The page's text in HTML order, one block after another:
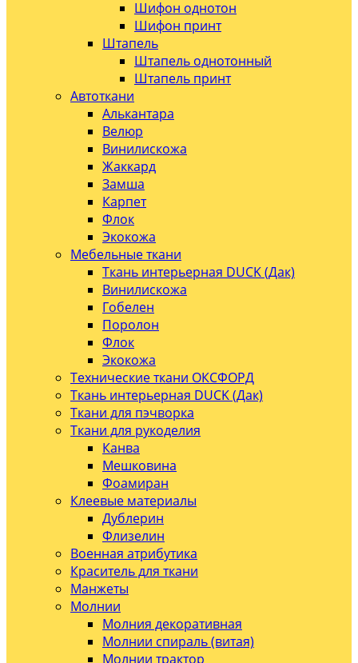
Шифон однотон
Шифон принт
Штапель
Штапель однотонный
Штапель принт
Автоткани
Алькантара
Велюр
Винилискожа
Жаккард
Замша
Карпет
Флок
Экокожа
Мебельные ткани
Ткань интерьерная DUCK (Дак)
Винилискожа
Гобелен
Поролон
Флок
Экокожа
Технические ткани ОКСФОРД
Ткань интерьерная DUCK (Дак)
Ткани для пэчворка
Ткани для рукоделия
Канва
Мешковина
Фоамиран
Клеевые материалы
Дублерин
Флизелин
Военная атрибутика
Краситель для ткани
Манжеты
Молнии
Молния декоративная
Молнии спираль (витая)
Молнии трактор